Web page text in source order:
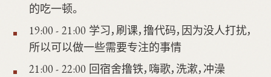
的吃一顿。
19:00 - 21:00 学习，刷课，撸代码，因为没人打扰，
所以可以做一些需要专注的事情
21:00 - 22:00 回宿舍撸铁，嗨歌，洗漱，冲澡